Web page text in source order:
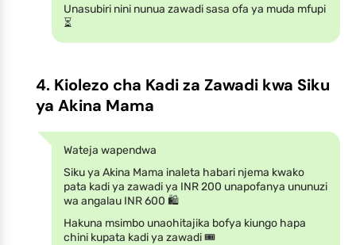
Unasubiri nini nunua zawadi sasa ofa ya muda mfupi
⏳
4. Kiolezo cha Kadi za Zawadi kwa Siku
ya Akina Mama
Wateja wapendwa
Siku ya Akina Mama inaleta habari njema kwako
pata kadi ya zawadi ya INR 200 unapofanya ununuzi
wa angalau INR 600 🛍️
Hakuna msimbo unaohitajika bofya kiungo hapa
chini kupata kadi ya zawadi 🎟️